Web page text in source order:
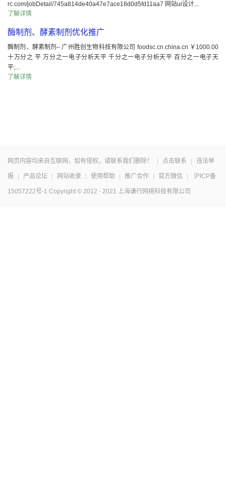
rc.com/jobDetail/745a814de40a47e7ace18d0d5fd11aa7 网站ui设计...
了解详情
酶制剂、酵素制剂优化推广
酶制剂、酵素制剂– 广州胜创生物科技有限公司 foodsc.cn.china.cn ￥1000.00
十万分之 平 万分之一电子分析天平 千分之一电子分析天平 百分之一电子天
平;...
了解详情
网页内容均来自互联网，如有侵权，请联系我们删除！ 点击联系 违法举
报 产品论坛 网站收录 使用帮助 推广合作 官方微信 沪ICP备
15057222号-1 Copyright © 2012 - 2021 上海谦行网络科技有限公司